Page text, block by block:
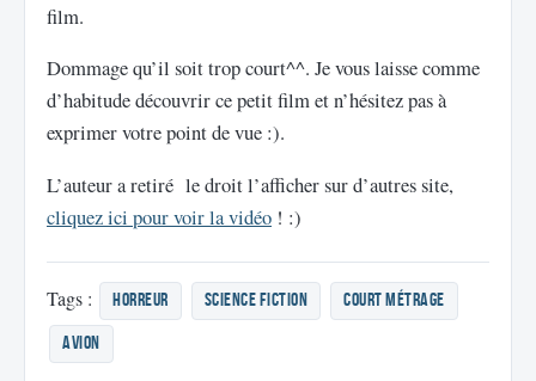
film.
Dommage qu’il soit trop court^^. Je vous laisse comme
d’habitude découvrir ce petit film et n’hésitez pas à
exprimer votre point de vue :).
L’auteur a retiré le droit l’afficher sur d’autres site,
cliquez ici pour voir la vidéo ! :)
Tags : horreur science fiction
court métrage
avion